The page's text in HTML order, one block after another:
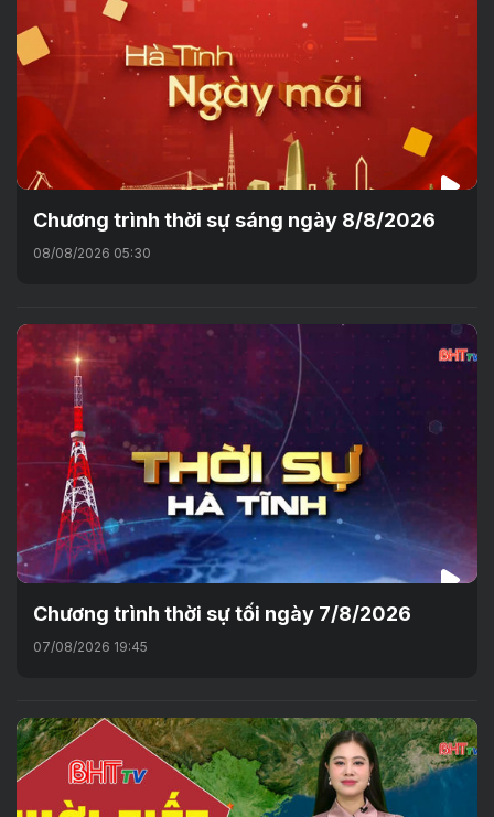
Chương trình thời sự sáng ngày 8/8/2026
08/08/2026 05:30
Chương trình thời sự tối ngày 7/8/2026
07/08/2026 19:45